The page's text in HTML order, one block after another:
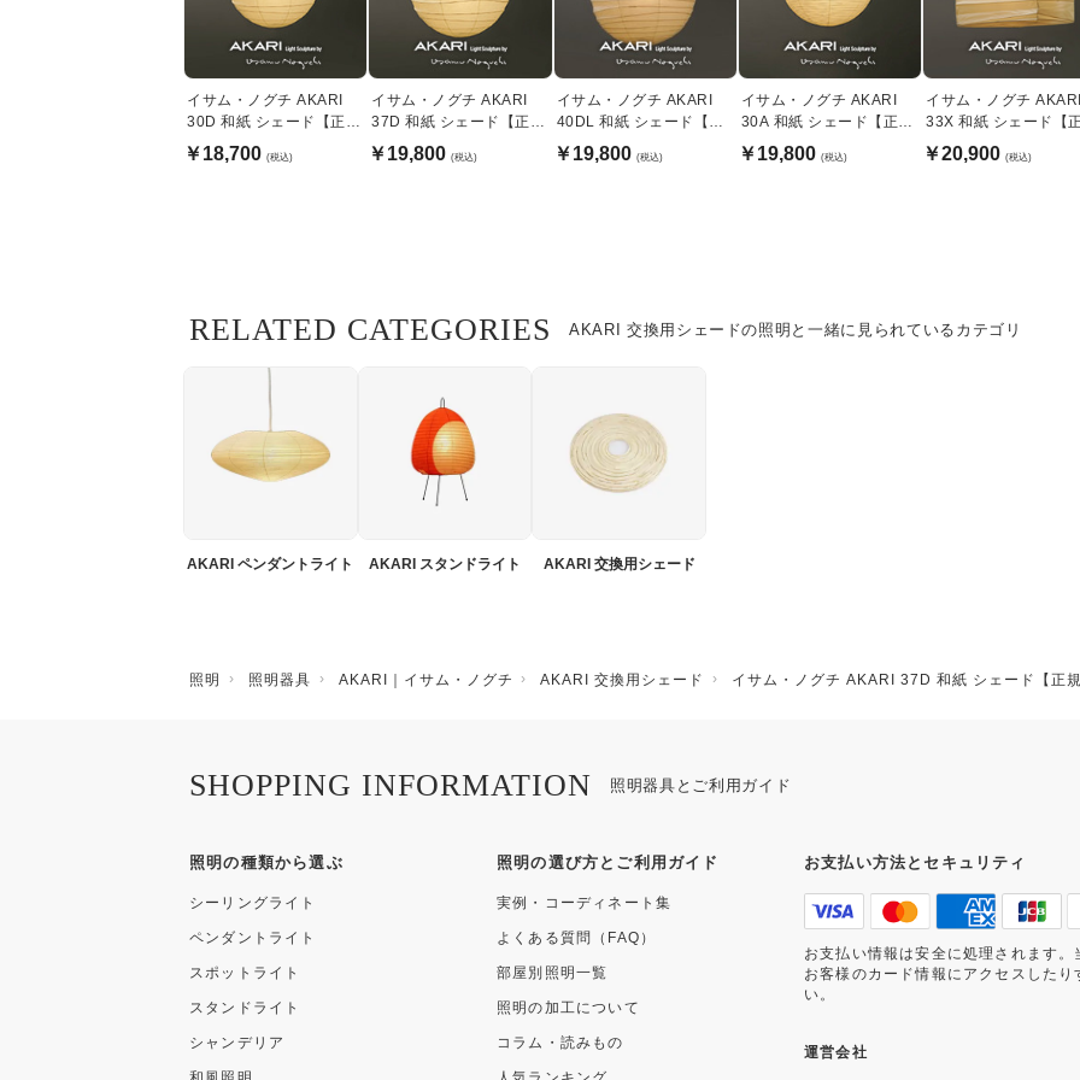
イサム・ノグチ AKARI
30D 和紙 シェード【正規
品】
￥18,700 (税込)
イサム・ノグチ AKARI
37D 和紙 シェード【正規
品】
￥19,800 (税込)
イサム・ノグチ AKARI
40DL 和紙 シェード【正
規品】
￥19,800 (税込)
イサム・ノグチ AKARI
30A 和紙 シェード【正規
品】
￥19,800 (税込)
イサム・ノグチ
33X 和紙 シェード【
品】
￥20,900 (税込)
AKARI 交換用シェードの照明と一緒に見られているカテゴリ
RELATED CATEGORIES
AKARI ペンダントライト AKARI スタンドライト AKARI 交換用シェード
照明 照明器具 AKARI｜イサム・ノグチ AKARI 交換用シェード イサム・ノグチ AKARI 37D 和紙 シェード【正
照明器具とご利用ガイド
SHOPPING INFORMATION
照明の種類から選ぶ
シーリングライト
ペンダントライト
スポットライト
スタンドライト
シャンデリア
照明の選び方とご利用ガイド
実例・コーディネート集
よくある質問（FAQ）
部屋別照明一覧
照明の加工について
コラム・読みもの
お支払い方法とセキュリティ
お支払い情報は安全に処理されます
お客様のカード情報にアクセスした
い。
運営会社